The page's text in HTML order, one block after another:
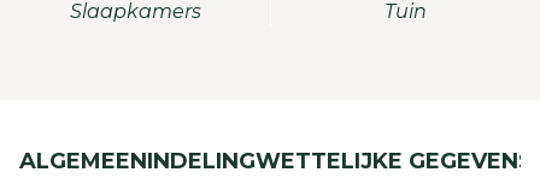
Slaapkamers Tuin
ALGEMEENINDELINGWETTELIJKE GEGEVENS